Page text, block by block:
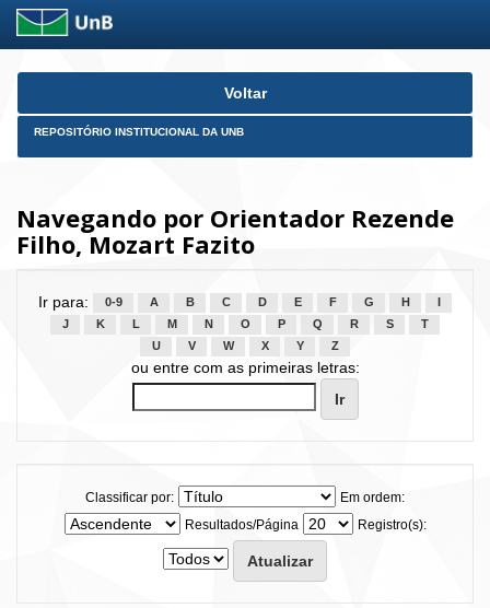
Skip
Voltar
REPOSITÓRIO INSTITUCIONAL DA UNB
Navegando por Orientador Rezende
Filho, Mozart Fazito
Ir para: 0-9 A B C D E F G H
J
K L M N O P Q R S
T
U
V W X Y Z
ou entre com as primeiras letras:
Classificar por:
Em ordem:
Resultados/Página
Registro(s):